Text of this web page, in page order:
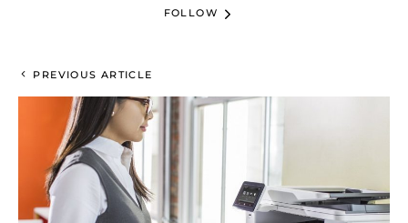
FOLLOW
PREVIOUS ARTICLE